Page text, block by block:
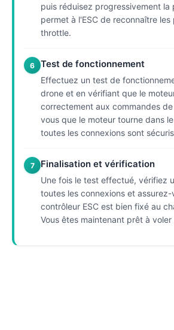
puis réduisez progressivement la
permet à l'ESC de reconnaître les
throttle.
6 Test de fonctionnement
Effectuez un test de
drone et en vérifiant que le
correctement aux commandes
vous que le moteur tourne dans
toutes les connexions sont
7 Finalisation et vérification
Une fois le test effectué, vérifiez
toutes les connexions et assurez-
contrôleur ESC est bien fixé au
Vous êtes maintenant prêt à voler